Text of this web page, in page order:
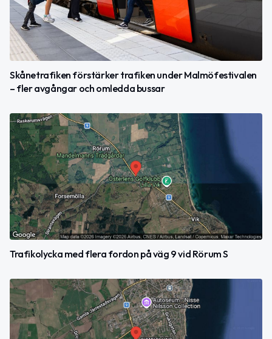
Skånetrafiken förstärker trafiken under Malmöfestivalen
– fler avgångar och omledda bussar
Trafikolycka med flera fordon på väg 9 vid Rörum S